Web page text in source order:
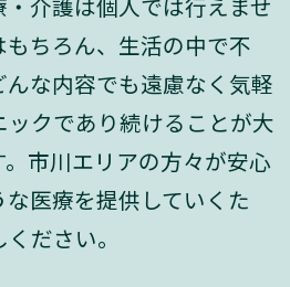
介護は個人では行えませ
ちろん、生活の中で不
な内容でも遠慮なく気軽
クであり続けることが大
市川エリアの方々が安心
医療を提供していくた
ださい。